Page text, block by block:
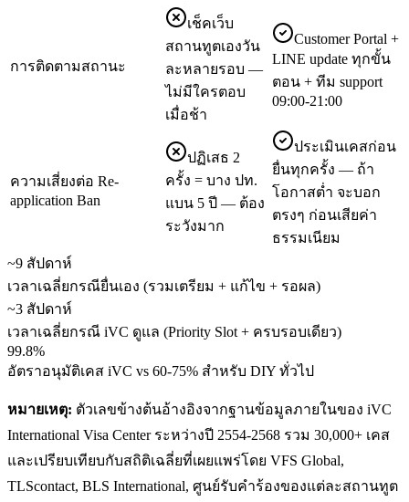
การติดตามสถานะ
เช็คเว็บ
สถานทูตเองวัน
ละหลายรอบ —
ไม่มีใครตอบ
เมื่อช้า
Customer Portal +
LINE update ทุกขั้น
ตอน + ทีม support
09:00-21:00
ความเสี่ยงต่อ Re-
application Ban
ปฏิเสธ 2
ครั้ง = บาง ปท.
แบน 5 ปี — ต้อง
ระวังมาก
ประเมินเคสก่อน
ยื่นทุกครั้ง — ถ้า
โอกาสต่ำ จะบอก
ตรงๆ ก่อนเสียค่า
ธรรมเนียม
~9 สัปดาห์
เวลาเฉลี่ยกรณียื่นเอง (รวมเตรียม + แก้ไข + รอผล)
~3 สัปดาห์
เวลาเฉลี่ยกรณี iVC ดูแล (Priority Slot + ครบรอบเดียว)
99.8%
อัตราอนุมัติเคส iVC vs 60-75% สำหรับ DIY ทั่วไป
หมายเหตุ: ตัวเลขข้างต้นอ้างอิงจากฐานข้อมูลภายในของ iVC
International Visa Center ระหว่างปี 2554-2568 รวม 30,000+ เคส
และเปรียบเทียบกับสถิติเฉลี่ยที่เผยแพร่โดย VFS Global,
TLScontact, BLS International, ศูนย์รับคำร้องของแต่ละสถานทูต